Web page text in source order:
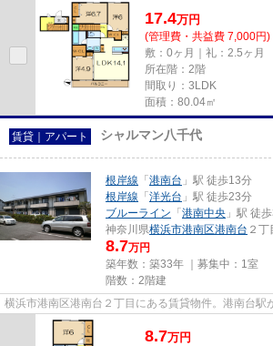
17.4万円
(管理費・共益費 7,000円)
敷：0ヶ月｜礼：2.5ヶ月
所在階：2階
間取り：3LDK
面積：80.04㎡
賃貸｜アパート シャルマン八千代
根岸線 「 港南台 」駅 徒歩13分
根岸線 「 洋光台 」駅 徒歩23分
ブルーライン 「 港南中央 」駅 徒
神奈川県横浜市港南区港南台 ２丁
8.7万円
築年数：築33年 ｜募集中： 1室
階数：2階建
横浜市港南区港南台２丁目にある賃貸物件。港南台駅
8.7万円